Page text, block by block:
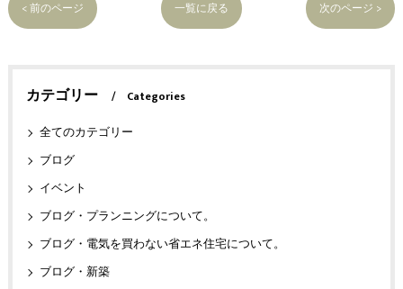
< 前のページ 一覧に戻る 次のページ >
カテゴリー
Categories
全てのカテゴリー
ブログ
イベント
ブログ・プランニングについて。
ブログ・電気を買わない省エネ住宅について。
ブログ・新築